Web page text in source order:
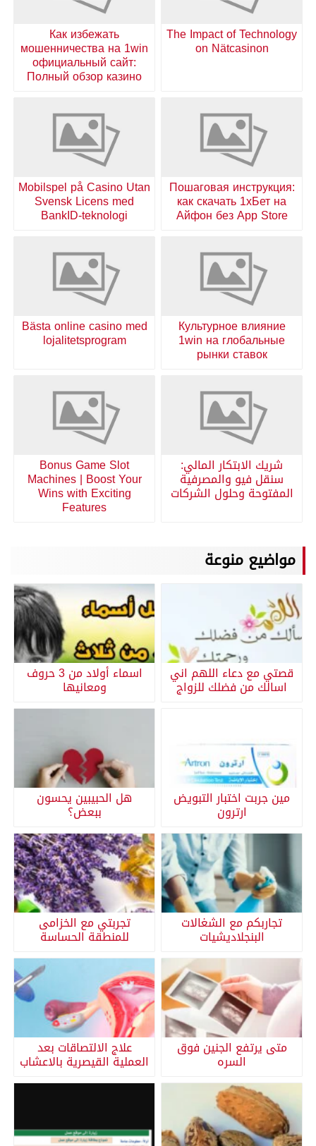
The Impact of Technology
on Nätcasinon
Как избежать
мошенничества на 1win
официальный сайт:
Полный обзор казино
Пошаговая инструкция:
как скачать 1хБет на
Айфон без App Store
Mobilspel på Casino Utan
Svensk Licens med
BankID-teknologi
Культурное влияние
1win на глобальные
рынки ставок
Bästa online casino med
lojalitetsprogram
شريك الابتكار المالي:
سنقل فيو والمصرفية
المفتوحة وحلول الشركات
Bonus Game Slot
Machines | Boost Your
Wins with Exciting
Features
مواضيع منوعة
قصتي مع دعاء اللهم اني
اسالك من فضلك للزواج
اسماء أولاد من 3 حروف
ومعانيها
مين جربت اختبار التبويض
ارترون
هل الحبيبين يحسون
ببعض؟
تجاربكم مع الشغالات
البنجلاديشيات
تجربتي مع الخزامى
للمنطقة الحساسة
متى يرتفع الجنين فوق
السره
علاج الالتصاقات بعد
العملية القيصرية بالاعشاب